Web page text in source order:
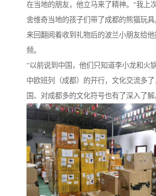
在当地的朋友，他立马来了精神。“我上
舍维奇当地的孩子们带了成都的熊猫玩具
来回翻阅着收到礼物后的波兰小朋友给
频。
“以前说到中国，他们只知道李小龙和火
中欧班列（成都）的开行，文化交流多
国、对成都多的文化符号也有了深入了解